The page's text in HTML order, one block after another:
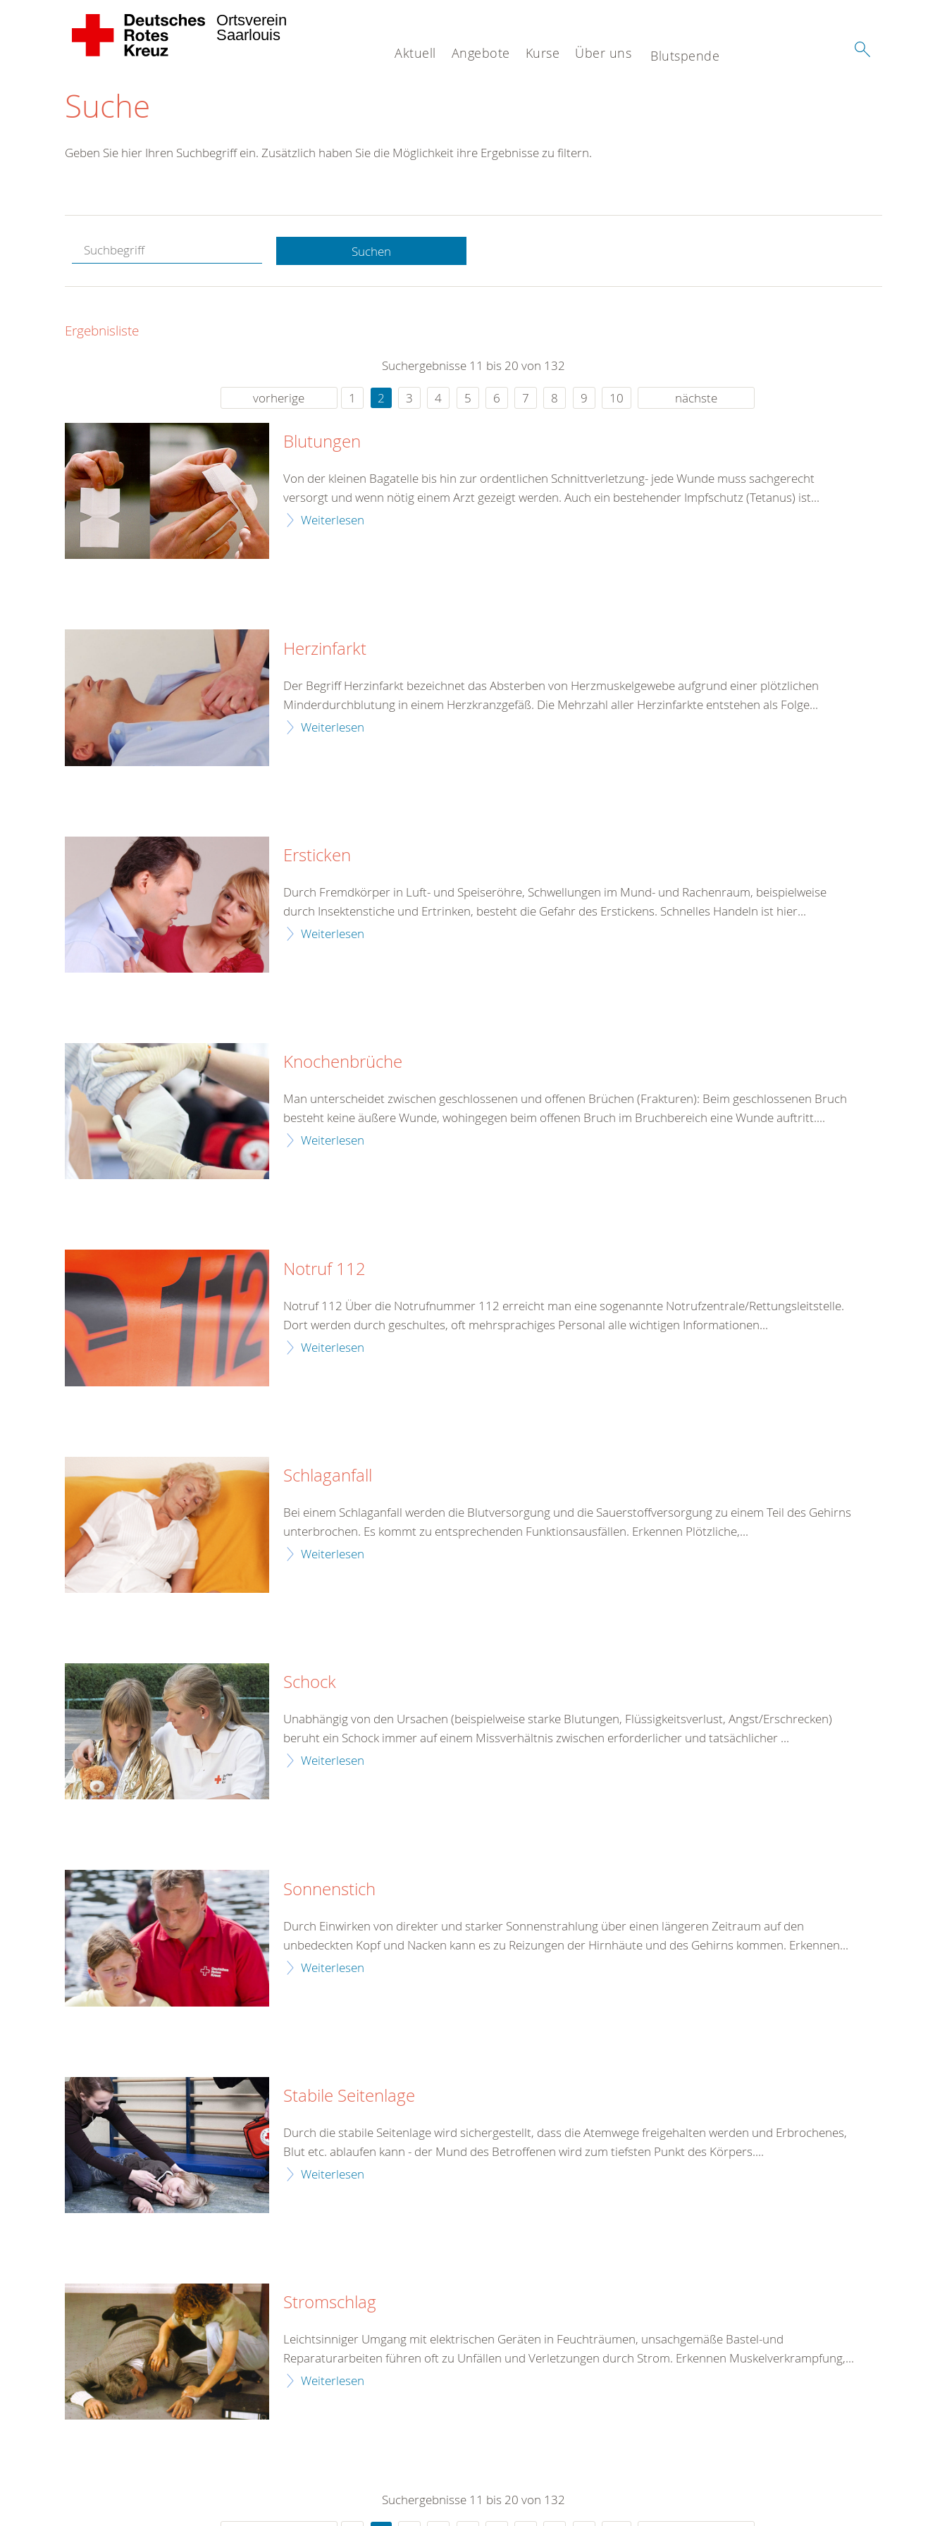
Aktuell Angebote Kurse Über uns Blutspende
Ortsverein
Saarlouis
Suche
Hotline.
gerne.
rund um die Uhr
Geben Sie hier Ihren Suchbegriff ein. Zusätzlich haben Sie die Möglichkeit ihre Ergebnisse zu filtern.
Suchen
Ergebnisliste
Suchergebnisse 11 bis 20 von 132
vorherige
1 2 3 4 5 6 7 8 9 10 nächste
Blutungen
Von der kleinen Bagatelle bis hin zur ordentlichen Schnittverletzung- jede Wunde muss sachgerecht
versorgt und wenn nötig einem Arzt gezeigt werden. Auch ein bestehender Impfschutz (Tetanus) ist...
Weiterlesen
Herzinfarkt
Der Begriff Herzinfarkt bezeichnet das Absterben von Herzmuskelgewebe aufgrund einer plötzlichen
Minderdurchblutung in einem Herzkranzgefäß. Die Mehrzahl aller Herzinfarkte entstehen als Folge...
Weiterlesen
Ersticken
Durch Fremdkörper in Luft- und Speiseröhre, Schwellungen im Mund- und Rachenraum, beispielweise
durch Insektenstiche und Ertrinken, besteht die Gefahr des Erstickens. Schnelles Handeln ist hier...
Weiterlesen
Knochenbrüche
Man unterscheidet zwischen geschlossenen und offenen Brüchen (Frakturen): Beim geschlossenen Bruch
besteht keine äußere Wunde, wohingegen beim offenen Bruch im Bruchbereich eine Wunde auftritt....
Weiterlesen
Notruf 112
Notruf 112 Über die Notrufnummer 112 erreicht man eine sogenannte Notrufzentrale/Rettungsleitstelle.
Dort werden durch geschultes, oft mehrsprachiges Personal alle wichtigen Informationen...
Weiterlesen
Schlaganfall
Bei einem Schlaganfall werden die Blutversorgung und die Sauerstoffversorgung zu einem Teil des Gehirns
unterbrochen. Es kommt zu entsprechenden Funktionsausfällen. Erkennen Plötzliche,...
Weiterlesen
Schock
Unabhängig von den Ursachen (beispielweise starke Blutungen, Flüssigkeitsverlust, Angst/Erschrecken)
beruht ein Schock immer auf einem Missverhältnis zwischen erforderlicher und tatsächlicher ...
Weiterlesen
Sonnenstich
Durch Einwirken von direkter und starker Sonnenstrahlung über einen längeren Zeitraum auf den
unbedeckten Kopf und Nacken kann es zu Reizungen der Hirnhäute und des Gehirns kommen. Erkennen...
Weiterlesen
Stabile Seitenlage
Durch die stabile Seitenlage wird sichergestellt, dass die Atemwege freigehalten werden und Erbrochenes,
Blut etc. ablaufen kann - der Mund des Betroffenen wird zum tiefsten Punkt des Körpers....
Weiterlesen
Stromschlag
Leichtsinniger Umgang mit elektrischen Geräten in Feuchträumen, unsachgemäße Bastel-und
Reparaturarbeiten führen oft zu Unfällen und Verletzungen durch Strom. Erkennen Muskelverkrampfung,...
Weiterlesen
Suchergebnisse 11 bis 20 von 132